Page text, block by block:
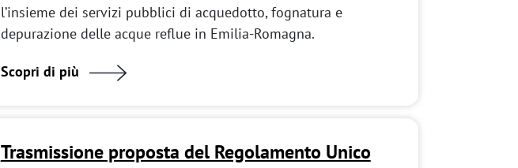
l’insieme dei servizi pubblici di acquedotto, fognatura e
depurazione delle acque reflue in Emilia-Romagna.
Scopri di più
Trasmissione proposta del Regolamento Unico